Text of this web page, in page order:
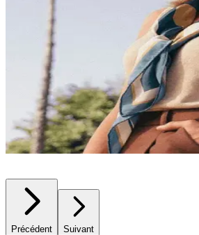
Précédent Suivant